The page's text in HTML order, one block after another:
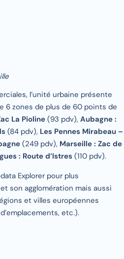
l’unité urbaine présente
6 zones de plus de 60 points de
La Pioline (93 pdv), Aubagne :
(84 pdv), Les Pennes Mirabeau –
(249 pdv), Marseille : Zac de
: Route d’Istres(110 pdv).
Explorer pour plus
son agglomération mais aussi
et villes européennes
etc.).